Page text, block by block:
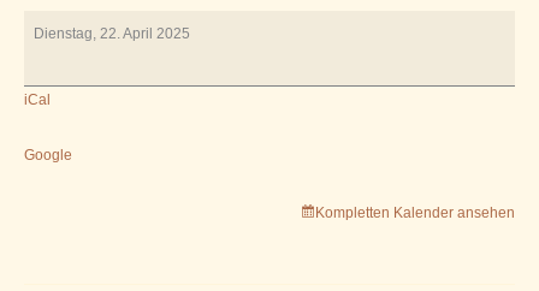
im
Vortragsraum
Dienstag, 22. April 2025
iCal
Google
Kompletten Kalender ansehen